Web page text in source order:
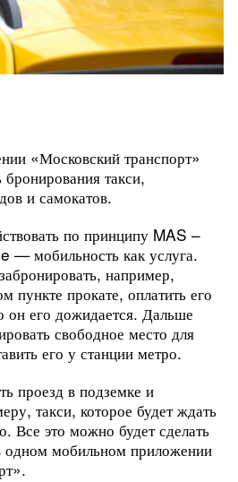
«Московский транспорт»
такси,
и самокатов.
по принципу MAS –
мобильность как услуга.
например,
пункте прокате, оплатить его
он его дожидается. Дальше
свободное место для
его у станции метро.
проезд в подземке и
такси, которое будет ждать
Все это можно будет сделать
одном мобильном приложении